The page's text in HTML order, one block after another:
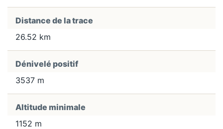
Distance de la trace
26.52 km
Dénivelé positif
3537 m
Altitude minimale
1152 m